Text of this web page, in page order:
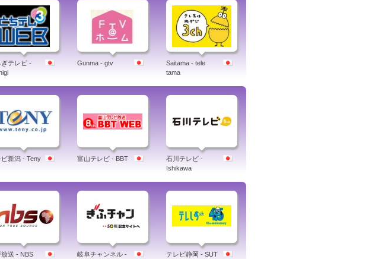
ぎテレビ -
Gunma - gtv
Saitama - tele
tama
新潟 - Teny 富山テレビ - BBT
石川テレビ -
Ishikawa
送 - NBS
岐阜チャンネル -
テレビ静岡 - SUT